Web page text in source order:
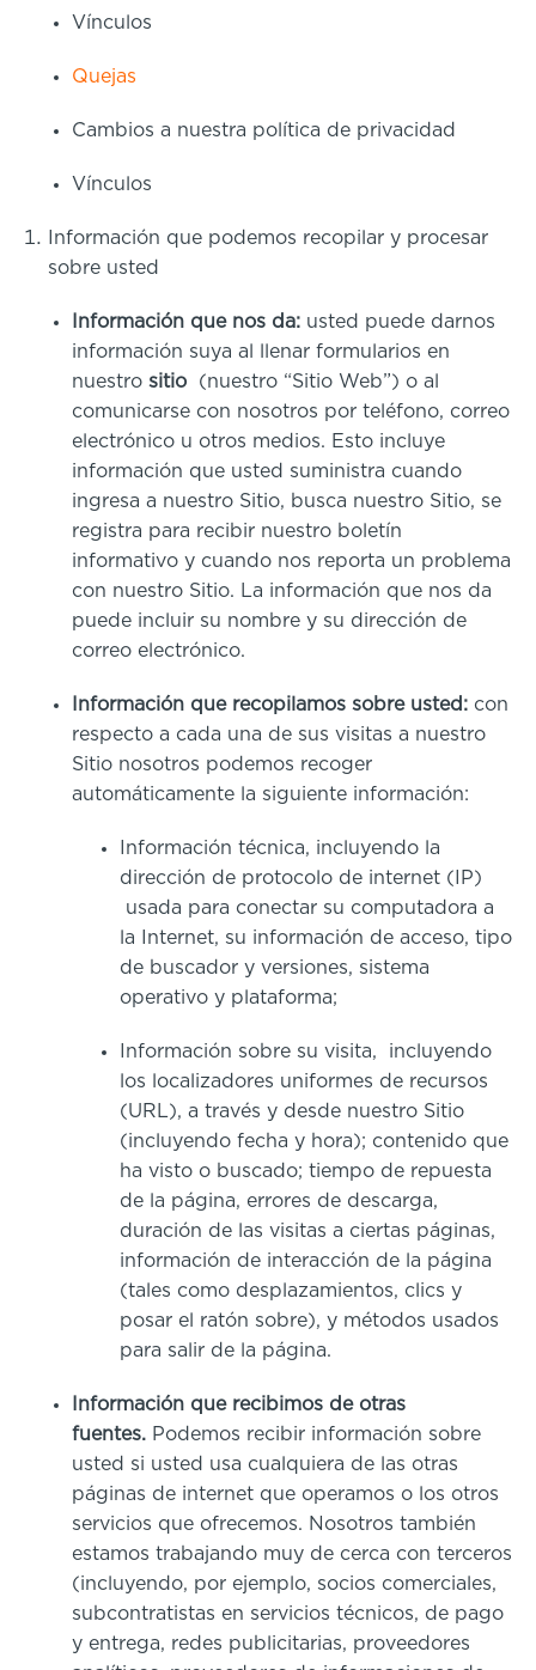
Vínculos
Quejas
Cambios a nuestra política de privacidad
Vínculos
Información que podemos recopilar y procesar
sobre usted
Información que nos da: usted puede darnos
información suya al llenar formularios en
nuestro sitio
(nuestro “Sitio Web”) o al
comunicarse con nosotros por teléfono, correo
electrónico u otros medios. Esto incluye
información que usted suministra cuando
ingresa a nuestro Sitio, busca nuestro Sitio, se
registra para recibir nuestro boletín
informativo y cuando nos reporta un problema
con nuestro Sitio. La información que nos da
puede incluir su nombre y su dirección de
correo electrónico.
Información que recopilamos sobre usted: con
respecto a cada una de sus visitas a nuestro
Sitio nosotros podemos recoger
automáticamente la siguiente información:
Información técnica, incluyendo la
dirección de protocolo de internet (IP)
usada para conectar su computadora a
la Internet, su información de acceso, tipo
de buscador y versiones, sistema
operativo y plataforma;
Información sobre su visita, incluyendo
los localizadores uniformes de recursos
(URL), a través y desde nuestro Sitio
(incluyendo fecha y hora); contenido que
ha visto o buscado; tiempo de repuesta
de la página, errores de descarga,
duración de las visitas a ciertas páginas,
información de interacción de la página
(tales como desplazamientos, clics y
posar el ratón sobre), y métodos usados
para salir de la página.
Información que recibimos de otras
fuentes. Podemos recibir información sobre
usted si usted usa cualquiera de las otras
páginas de internet que operamos o los otros
servicios que ofrecemos. Nosotros también
estamos trabajando muy de cerca con terceros
(incluyendo, por ejemplo, socios comerciales,
subcontratistas en servicios técnicos, de pago
y entrega, redes publicitarias, proveedores